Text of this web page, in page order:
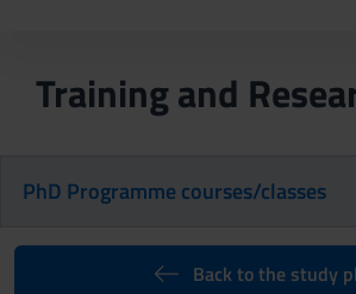
Training and
PhD Programme courses/classes
Back to the study